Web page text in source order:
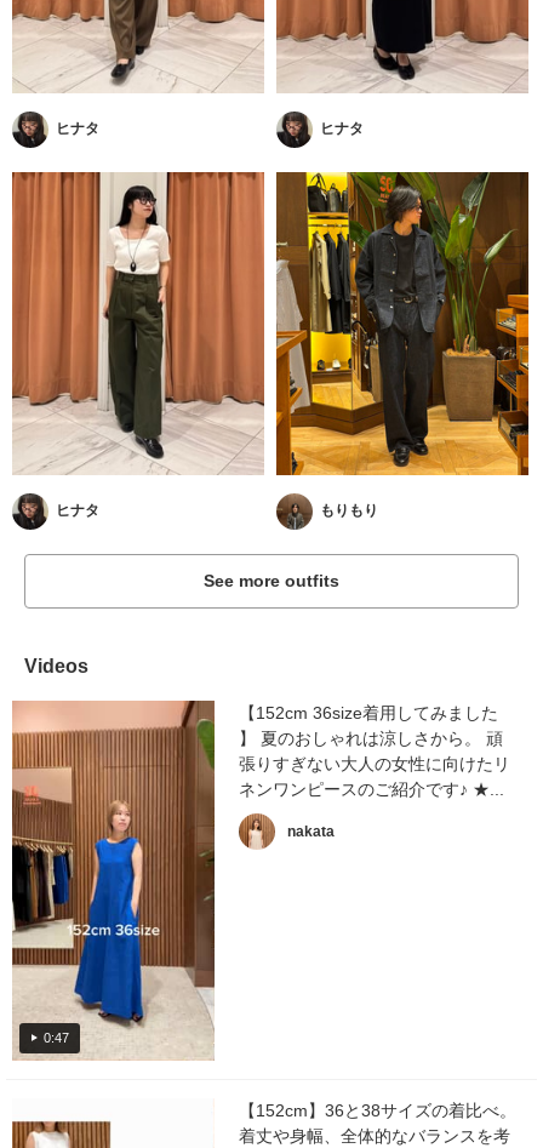
ヒナタ ヒナタ
ヒナタ もりもり
See more outfits
Videos
0:47
【152cm 36size着用してみました
】 夏のおしゃれは涼しさから。 頑
張りすぎない大人の女性に向けたリ
ネンワンピースのご紹介です♪ ★...
nakata
【152cm】36と38サイズの着比べ。
着丈や身幅、全体的なバランスを考